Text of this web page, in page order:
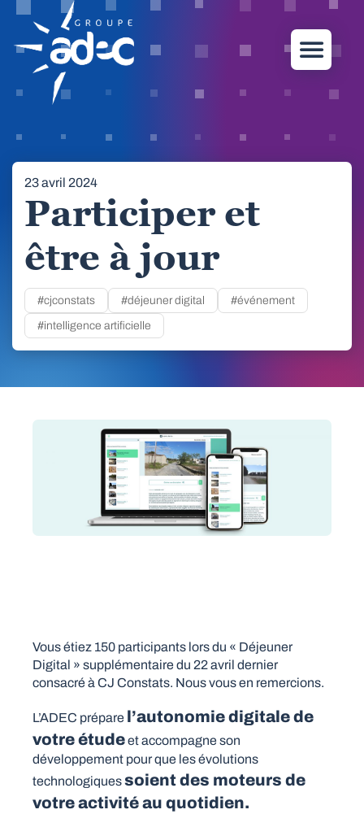
23 avril 2024
Participer et
être à jour
#cjconstats #déjeuner digital #événement
#intelligence artificielle
Vous étiez 150 participants lors du « Déjeuner
Digital » supplémentaire du 22 avril dernier
consacré à CJ Constats. Nous vous en remercions.
L’ADEC prépare l’autonomie digitale de
votre étudeet accompagne son
développement pour que les évolutions
technologiquessoient des moteurs de
votre activité au quotidien.